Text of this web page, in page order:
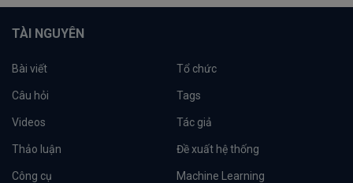
TÀI NGUYÊN
Bài viết Tổ chức
Câu hỏi Tags
Videos Tác giả
Thảo luận Đề xuất hệ thống
Công cụ Machine Learning